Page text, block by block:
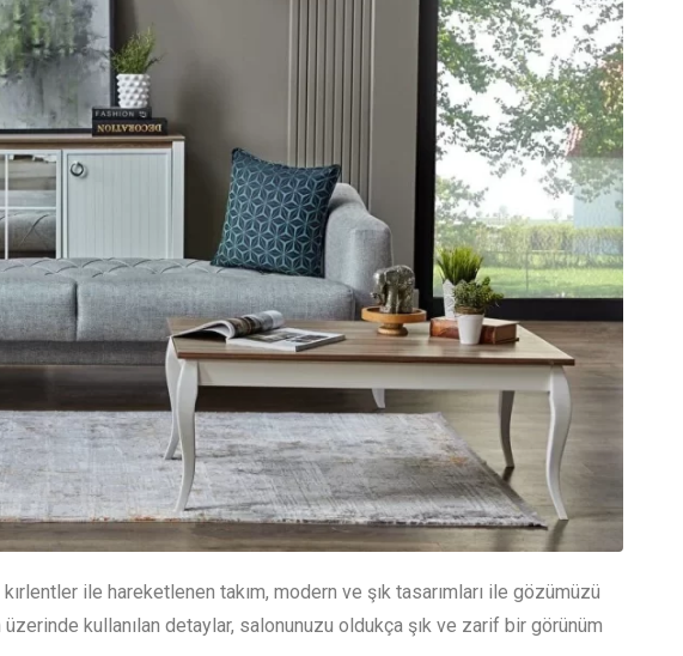
ile hareketlenen takım, modern ve şık tasarımları ile gözümüzü
kullanılan detaylar, salonunuzu oldukça şık ve zarif bir görünüm